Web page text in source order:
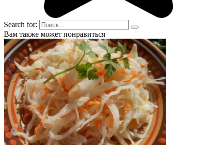
Search for:
Вам также может понравиться